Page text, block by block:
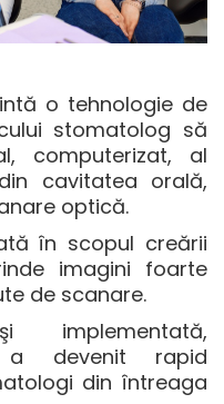
o tehnologie de
stomatolog să
computerizat, al
cavitatea orală,
optică.
în scopul creării
imagini foarte
de scanare.
a devenit rapid
din întreaga